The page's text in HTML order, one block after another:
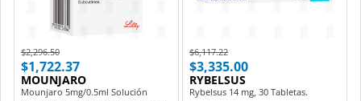
Price reduced from
$2,296.50to
$1,722.37
MOUNJARO
Mounjaro 5mg/0.5ml Solución
Price reduced from
$6,117.22to
$3,335.00
RYBELSUS
Rybelsus 14 mg, 30 Tabletas.